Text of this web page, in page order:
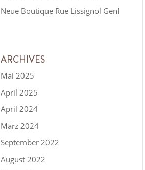
Neue Boutique Rue Lissignol Genf
ARCHIVES
Mai 2025
April 2025
April 2024
März 2024
September 2022
August 2022